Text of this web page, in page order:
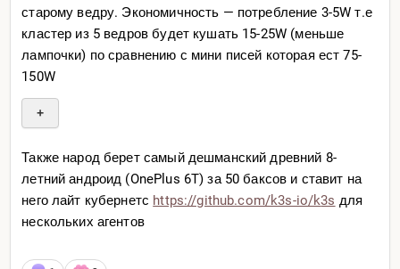
старому ведру. Экономичность — потребление 3-5W т.е
кластер из 5 ведров будет кушать 15-25W (меньше
лампочки) по сравнению с мини писей которая ест 75-
150W
+
Также народ берет самый дешманский древний 8-
летний андроид (OnePlus 6T) за 50 баксов и ставит на
него лайт кубернетс https://github.com/k3s-io/k3s для
нескольких агентов